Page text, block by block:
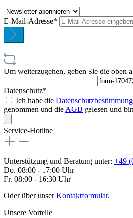
E-Mail-Adresse*
Um weiterzugehen, geben Sie die oben
Datenschutz*
Ich habe die
genommen und die AGB gelesen und
Service-Hotline
Unterstützung und Beratung unter: +49
Do. 08:00 - 17:00 Uhr
Fr. 08:00 - 16:30 Uhr
Oder über unserKontaktformular.
Unsere Vorteile